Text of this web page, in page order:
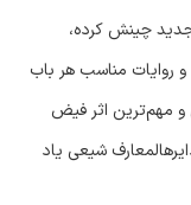
جدید چینش کرده،
روایات مناسب هر باب
و مهم‌ترین اثر فیض
شیعی یاد